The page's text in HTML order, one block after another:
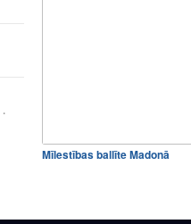
Mīlestības ballīte Madonā